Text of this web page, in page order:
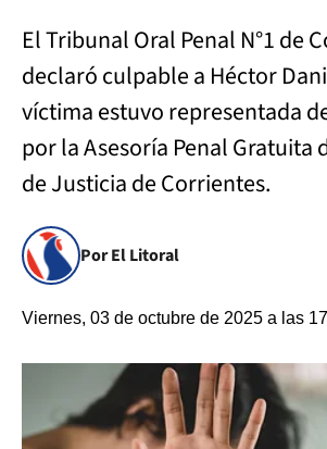
El Tribunal Oral Penal N°1 de
declaró culpable a Héctor
víctima estuvo representada
por la Asesoría Penal Gratuita
de Justicia de Corrientes.
Por El Litoral
Viernes, 03 de octubre de 2025 a las